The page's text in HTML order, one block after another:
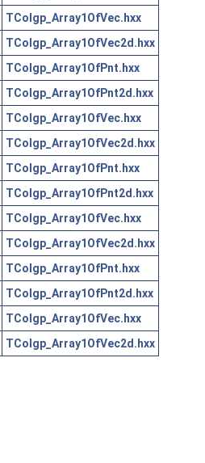
TColgp_Array1OfVec.hxx
TColgp_Array1OfVec2d.hxx
TColgp_Array1OfPnt.hxx
TColgp_Array1OfPnt2d.hxx
TColgp_Array1OfVec.hxx
TColgp_Array1OfVec2d.hxx
TColgp_Array1OfPnt.hxx
TColgp_Array1OfPnt2d.hxx
TColgp_Array1OfVec.hxx
TColgp_Array1OfVec2d.hxx
TColgp_Array1OfPnt.hxx
TColgp_Array1OfPnt2d.hxx
TColgp_Array1OfVec.hxx
TColgp_Array1OfVec2d.hxx